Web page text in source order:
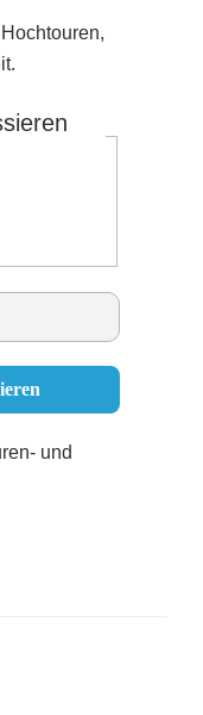
und